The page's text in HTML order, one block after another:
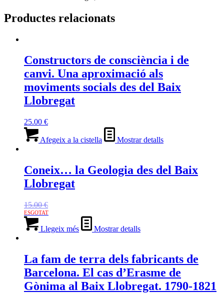
i
altres
Productes relacionats
Constructors de consciència i de
canvi. Una aproximació als
moviments socials des del Baix
Llobregat
25.00 €
Afegeix a la cistella Mostrar detalls
Coneix… la Geologia des del Baix
Llobregat
15.00€
Llegeix més Mostrar detalls
La fam de terra dels fabricants de
Barcelona. El cas d’Erasme de
Gònima al Baix Llobregat. 1790-1821